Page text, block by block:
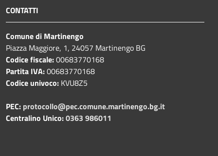
CONTATTI
Comune di Martinengo
Piazza Maggiore, 1, 24057 Martinengo BG
Codice fiscale:00683770168
Partita IVA:00683770168
Codice univoco: KVU8Z5
PEC: protocollo@pec.comune.martinengo.bg.it
Centralino Unico:0363 986011